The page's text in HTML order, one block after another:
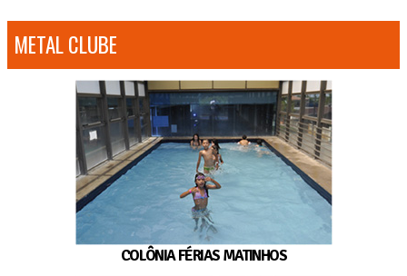
METAL CLUBE
COLÔNIA FÉRIAS MATINHOS